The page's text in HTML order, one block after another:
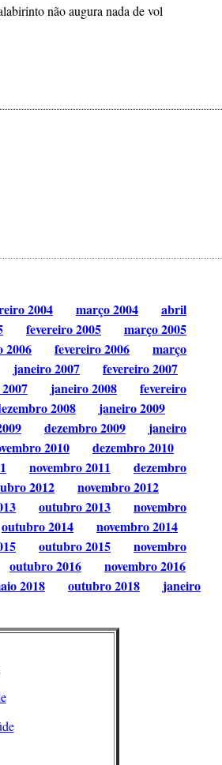
não augura nada de vol
2004 março 2004
abril
fevereiro 2005
março 2005
2006 fevereiro 2006
março
janeiro 2007
fevereiro 2007
janeiro 2008
fevereiro
2008
janeiro 2009
dezembro 2009
janeiro
2010
dezembro 2010
novembro 2011
dezembro
2012
novembro 2012
outubro 2013
novembro
outubro 2014
novembro 2014
outubro 2015
novembro
outubro 2016
novembro 2016
2018 outubro 2018
janeiro